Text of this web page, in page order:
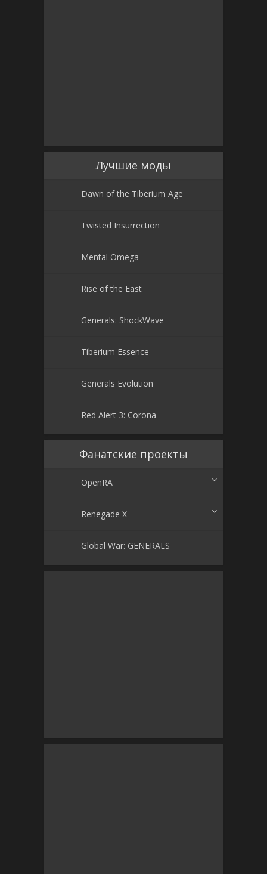
Лучшие моды
Dawn of the Tiberium Age
Twisted Insurrection
Mental Omega
Rise of the East
Generals: ShockWave
Tiberium Essence
Generals Evolution
Red Alert 3: Corona
Фанатские проекты
OpenRA
Renegade X
Global War: GENERALS